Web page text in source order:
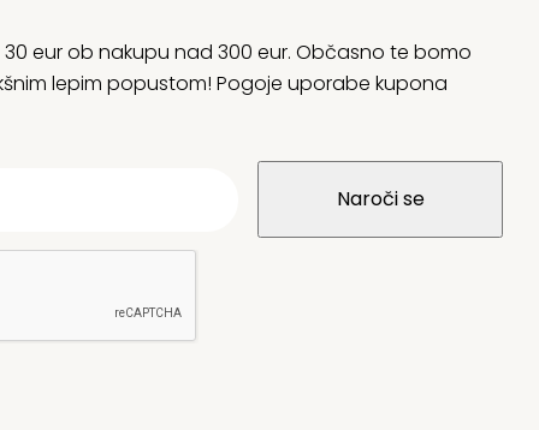
eur ob nakupu nad 300 eur. Občasno te bomo
lepim popustom! Pogoje uporabe kupona